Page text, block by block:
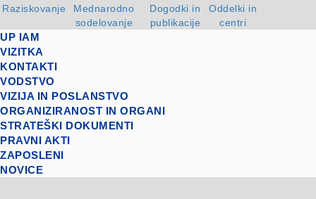
Raziskovanje
Mednarodno
sodelovanje
Dogodki in
publikacije
Oddelki in
centri
UP IAM
VIZITKA
KONTAKTI
VODSTVO
VIZIJA IN POSLANSTVO
ORGANIZIRANOST IN ORGANI
STRATEŠKI DOKUMENTI
PRAVNI AKTI
ZAPOSLENI
NOVICE